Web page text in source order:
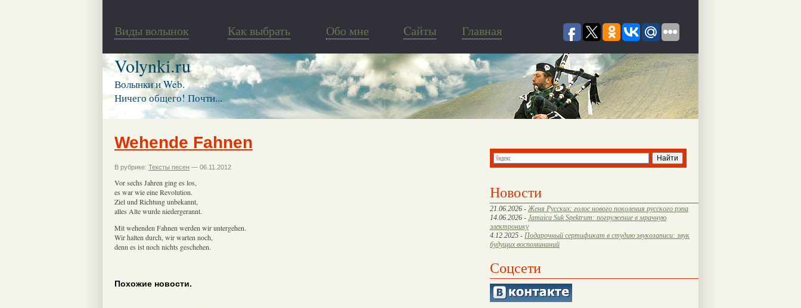
Виды волынок Как выбрать Обо мне Cайты Главная
Volynki.ru
Волынки и Web.
Ничего общего! Почти...
Новости
21.06.2026 - Женя Русских: голос нового поколения русского рэпа
14.06.2026 - Jamaica Suk Spektrum: погружение в мрачную
электронику
4.12.2025 - Подарочный сертификат в студию звукозаписи: звук
будущих воспоминаний
Соцсети
Wehende Fahnen
В рубрике: Тексты песен — 06.11.2012
Vor sechs Jahren ging es los,
es war wie eine Revolution.
Ziel und Richtung unbekannt,
alles Alte wurde niedergerannt.
Mit wehenden Fahnen werden wir untergehen.
Wir halten durch, wir warten noch,
denn es ist noch nichts geschehen.
Похожие новости.